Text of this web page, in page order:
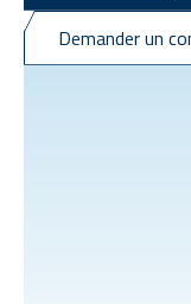
Demander un